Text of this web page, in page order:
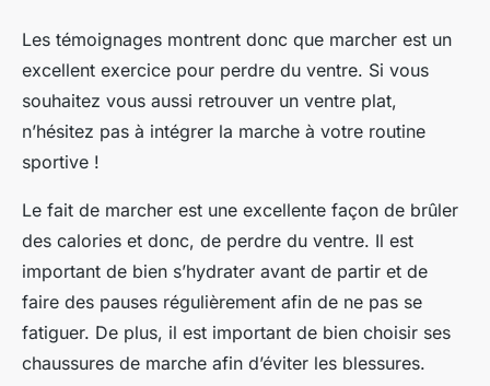
Les témoignages montrent donc que marcher est un
excellent exercice pour perdre du ventre. Si vous
souhaitez vous aussi retrouver un ventre plat,
n’hésitez pas à intégrer la marche à votre routine
sportive !
Le fait de marcher est une excellente façon de brûler
des calories et donc, de perdre du ventre. Il est
important de bien s’hydrater avant de partir et de
faire des pauses régulièrement afin de ne pas se
fatiguer. De plus, il est important de bien choisir ses
chaussures de marche afin d’éviter les blessures.